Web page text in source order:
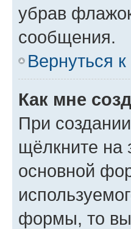
убрав
сообщения.
Вернуться
Как мне
При
щёлкните на
основной
формы, то вы